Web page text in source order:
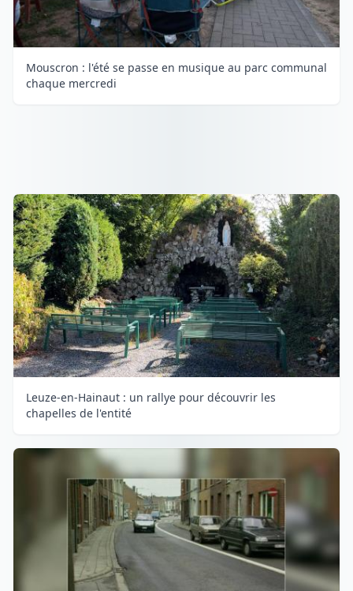
Mouscron : l'été se passe en musique au parc communal
chaque mercredi
Leuze-en-Hainaut : un rallye pour découvrir les
chapelles de l'entité